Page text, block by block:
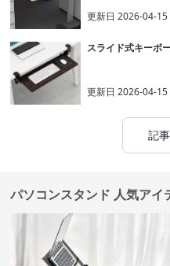
更新日2026-04-15
スライド式キーボ
更新日2026-04-15
記
パソコンスタンド 人気アイ